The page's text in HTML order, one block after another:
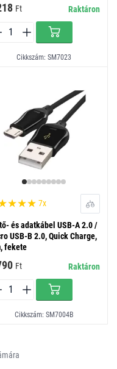
Ft Raktáron
Cikkszám: SM7023
7x
és adatkábel USB-A 2.0 /
USB-B 2.0, Quick Charge,
fekete
Ft Raktáron
Cikkszám: SM7004B